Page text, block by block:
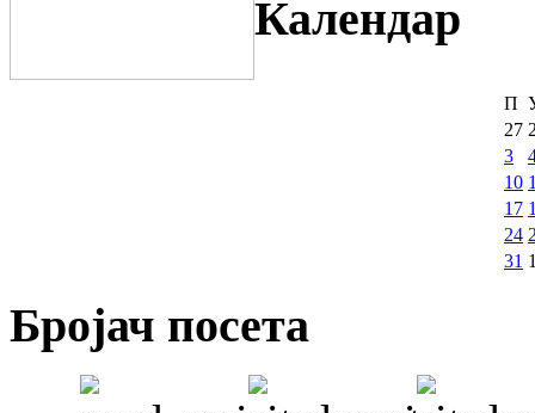
Календар
П
27
3
10
17
24
31
Бројач посета